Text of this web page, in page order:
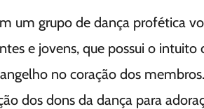
um grupo de dança profética
e jovens, que possui o intuito
no coração dos
dos dons da dança para